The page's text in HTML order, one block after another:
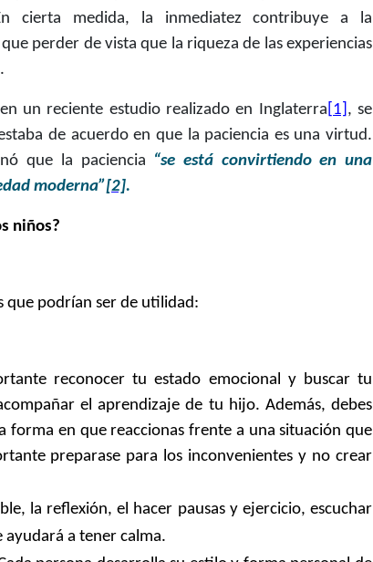
cierta medida, la inmediatez contribuye a la
perder de vista que la riqueza de las experiencias
un reciente estudio realizado en Inglaterra [1] , se
de acuerdo en que la paciencia es una virtud.
que la paciencia “se está convirtiendo en una
moderna”[2].
niños?
que podrían ser de utilidad:
reconocer tu estado emocional y buscar tu
el aprendizaje de tu hijo. Además, debes
forma en que reaccionas frente a una situación que
preparase para los inconvenientes y no crear
la reflexión, el hacer pausas y ejercicio, escuchar
a tener calma.